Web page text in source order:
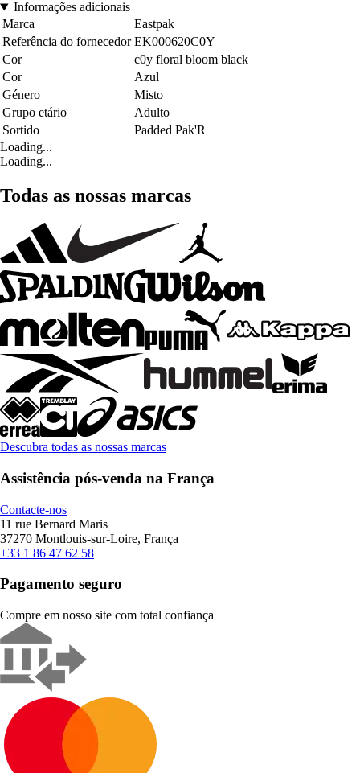
Informações adicionais
Marca
Eastpak
Referência do fornecedor EK000620C0Y
Cor
c0y floral bloom black
Cor
Azul
Género
Misto
Grupo etário
Adulto
Sortido
Padded Pak'R
Loading...
Loading...
Todas as nossas marcas
Descubra todas as nossas marcas
Assistência pós-venda na França
Contacte-nos
11 rue Bernard Maris
37270 Montlouis-sur-Loire, França
+33 1 86 47 62 58
Pagamento seguro
Compre em nosso site com total confiança